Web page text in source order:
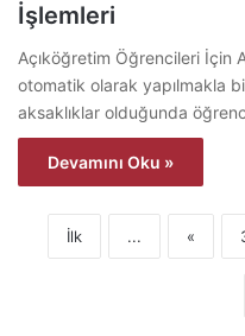
İşlemleri
Açıköğretim Öğrencileri İçin
otomatik olarak yapılmakla
aksaklıklar olduğunda
Devamını Oku »
İlk ... «